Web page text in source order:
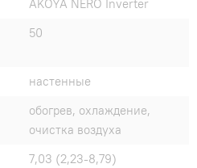
AKOYA NERO Inverter
50
настенные
обогрев, охлаждение,
очистка воздуха
7,03 (2,23-8,79)